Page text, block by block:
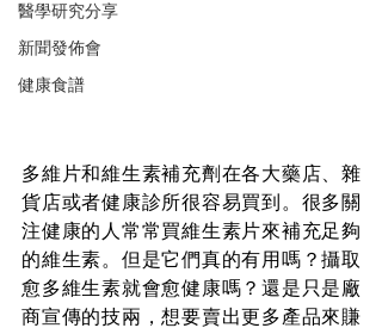
醫學研究分享
新聞發佈會
健康食譜
多維片和維生素補充劑在各大藥店、雜
貨店或者健康診所很容易買到。很多關
注健康的人常常買維生素片來補充足夠
的維生素。但是它們真的有用嗎？攝取
愈多維生素就會愈健康嗎？還是只是廠
商宣傳的技兩，想要賣出更多產品來賺